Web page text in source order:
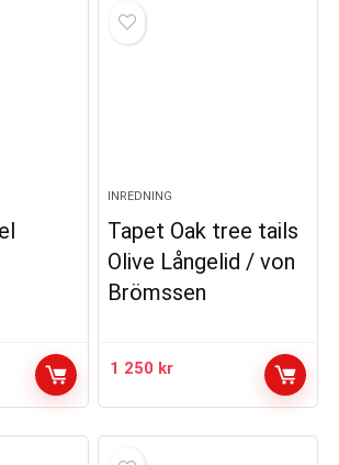
INREDNING
Tapet Oak tree tails
Olive Långelid / von
Brömssen
1 250 kr